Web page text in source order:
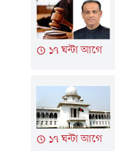
১৭ ঘন্টা আগে
১৭ ঘন্টা আগে